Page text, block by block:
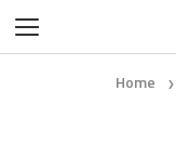
Home ❯